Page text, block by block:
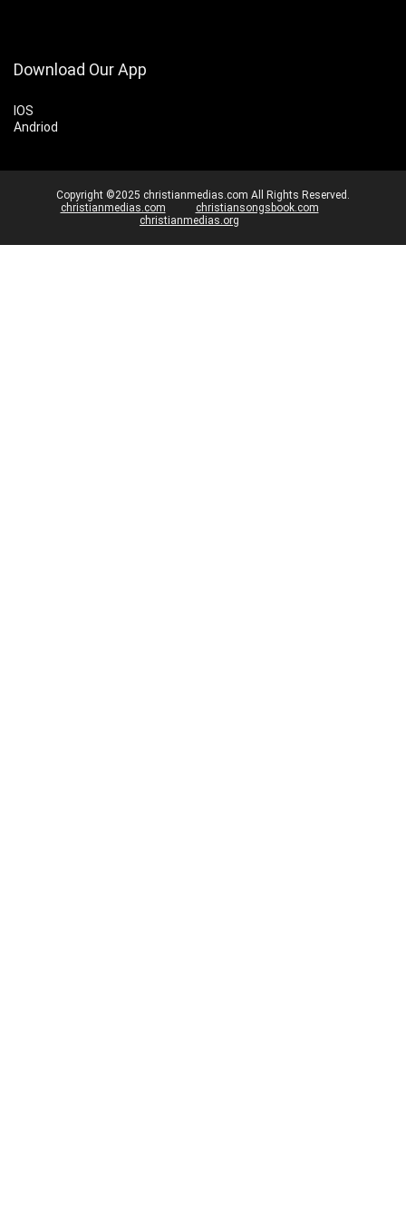
Download Our App
IOS
Andriod
Copyright ©2025 christianmedias.com All Rights Reserved.
christianmedias.com
christiansongsbook.com
christianmedias.org